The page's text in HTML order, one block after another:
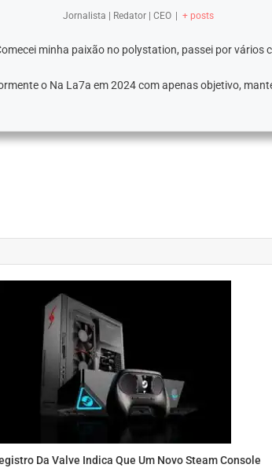
Jornalista | Redator | CEO + posts
minha paixão no polystation, passei por vários
o Na La7a em 2024 com apenas objetivo,
Da Valve Indica Que Um Novo Steam Console